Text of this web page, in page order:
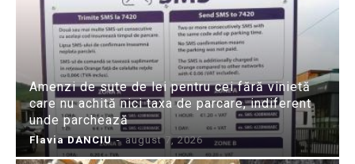
Amenzi de sute de lei pentru cei fără vinietă
care nu achită nici taxa de parcare, indiferent
unde parchează
Flavia DANCIU - august 7, 2026